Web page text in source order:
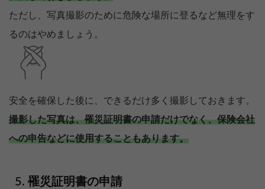
ただし、写真撮影のために危険な場所に登るなど無理をす
るのはやめましょう。
安全を確保した後に、できるだけ多く撮影しておきます。
撮影した写真は、罹災証明書の申請だけでなく、保険会社
への申告などに使用することもあります。
罹災証明書の申請